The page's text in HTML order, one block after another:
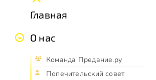
Главная
О нас
Команда Предание.ру
Попечительский совет